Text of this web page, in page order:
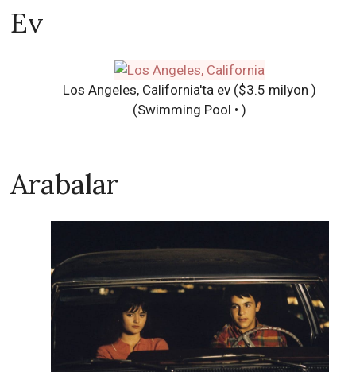
Ev
Los Angeles, California'ta ev ($3.5 milyon )
(Swimming Pool • )
Arabalar